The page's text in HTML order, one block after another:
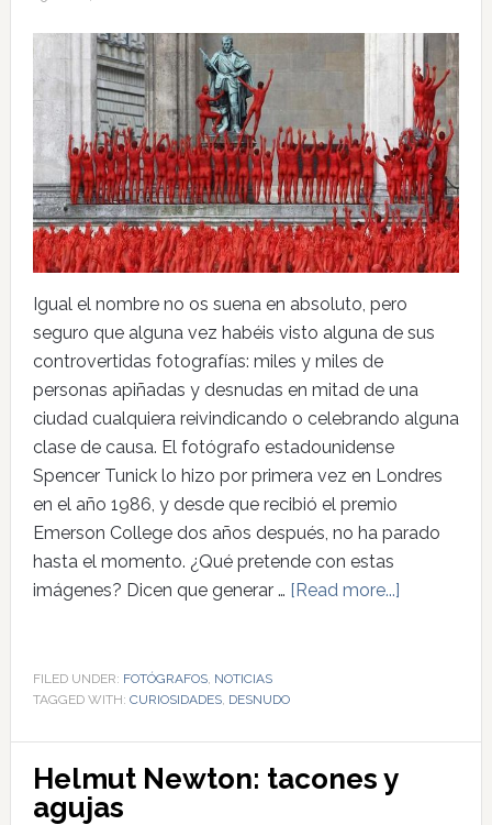
Igual el nombre no os suena en absoluto, pero
seguro que alguna vez habéis visto alguna de sus
controvertidas fotografías: miles y miles de
personas apiñadas y desnudas en mitad de una
ciudad cualquiera reivindicando o celebrando alguna
clase de causa. El fotógrafo estadounidense
Spencer Tunick lo hizo por primera vez en Londres
en el año 1986, y desde que recibió el premio
Emerson College dos años después, no ha parado
hasta el momento. ¿Qué pretende con estas
imágenes? Dicen que generar … [Read more...]
FILED UNDER: FOTÓGRAFOS, NOTICIAS
TAGGED WITH: CURIOSIDADES, DESNUDO
Helmut Newton: tacones y
agujas